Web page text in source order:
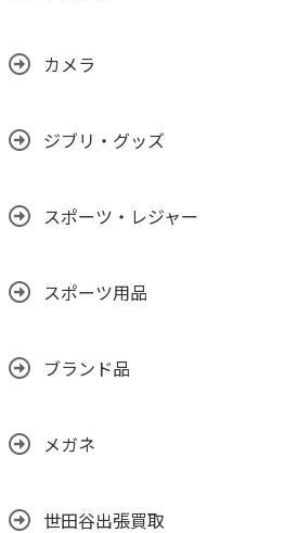
カメラ
ジブリ・グッズ
スポーツ・レジャー
スポーツ用品
ブランド品
メガネ
世田谷出張買取